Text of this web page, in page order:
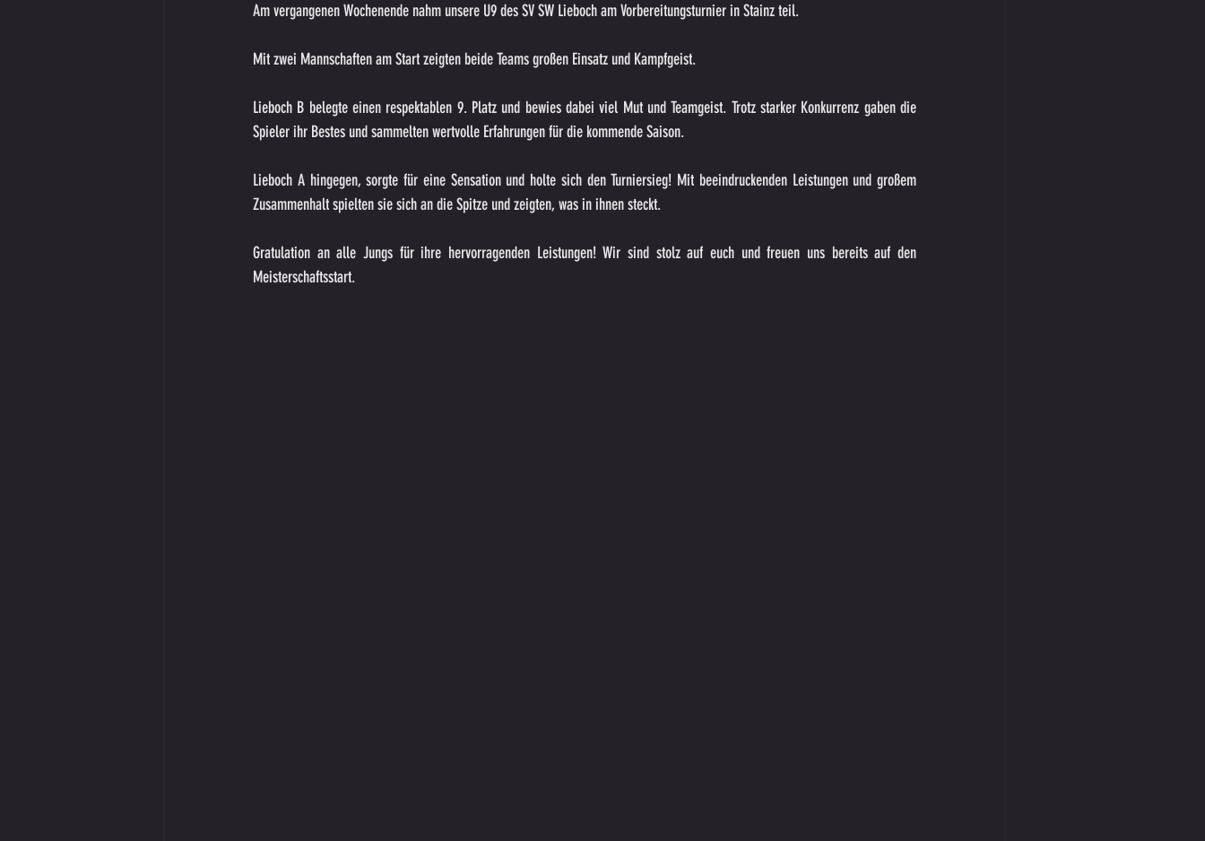
Am vergangenen Wochenende nahm unsere U9 des SV SW Lieboch am Vorbereitungsturnier in Stainz teil.
Mit zwei Mannschaften am Start zeigten beide Teams großen Einsatz und Kampfgeist.
Lieboch B belegte einen respektablen 9. Platz und bewies dabei viel Mut und Teamgeist. Trotz starker Konkurrenz gaben die
Spieler ihr Bestes und sammelten wertvolle Erfahrungen für die kommende Saison.
Lieboch A hingegen, sorgte für eine Sensation und holte sich den Turniersieg! Mit beeindruckenden Leistungen und großem
Zusammenhalt spielten sie sich an die Spitze und zeigten, was in ihnen steckt.
Gratulation an alle Jungs für ihre hervorragenden Leistungen! Wir sind stolz auf euch und freuen uns bereits auf den
Meisterschaftsstart.